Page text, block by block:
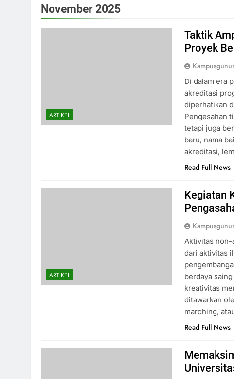
November 2025
ARTIKEL
Taktik
Proyek
Di dalam era
akreditasi
diperhatikan
Pengesahan
tetapi juga
baru, nama
akreditasi,
Read Full News
ARTIKEL
Kegiatan
Aktivitas non-
dari aktivitas
berdaya
kreativitas
ditawarkan
marching,
Read Full News